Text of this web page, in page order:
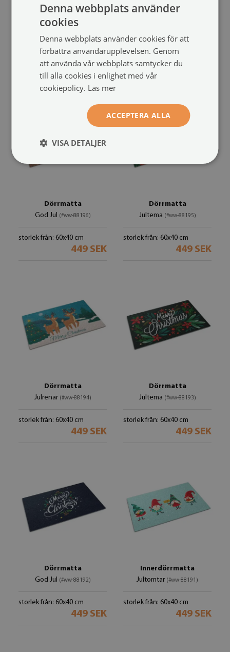
Dörrmatta
storlek från: 60x40 cm
449 SEK
storlek från: 60x40 cm
449 SEK
Dörrmatta
God Jul (#ww-88196)
storlek från: 60x40 cm
449 SEK
Dörrmatta
Jultema (#ww-88195)
storlek från: 60x40 cm
449 SEK
Dörrmatta
Julrenar (#ww-88194)
storlek från: 60x40 cm
449 SEK
Dörrmatta
Jultema (#ww-88193)
storlek från: 60x40 cm
449 SEK
Dörrmatta
God Jul (#ww-88192)
storlek från: 60x40 cm
449 SEK
Innerdörrmatta
Jultomtar (#ww-88191)
storlek från: 60x40 cm
449 SEK
Denna webbplats använder
cookies
Denna webbplats använder cookies för att
förbättra användarupplevelsen. Genom
att använda vår webbplats samtycker du
till alla cookies i enlighet med vår
cookiepolicy. Läs mer
ACCEPTERA ALLA
VISA DETALJER